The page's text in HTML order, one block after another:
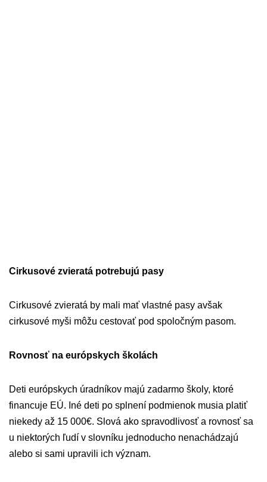
Cirkusové zvieratá potrebujú pasy
Cirkusové zvieratá by mali mať vlastné pasy avšak
cirkusové myši môžu cestovať pod spoločným pasom.
Rovnosť na európskych školách
Deti európskych úradníkov majú zadarmo školy, ktoré
financuje EÚ. Iné deti po splnení podmienok musia platiť
niekedy až 15 000€. Slová ako spravodlivosť a rovnosť sa
u niektorých ľudí v slovníku jednoducho nenachádzajú
alebo si sami upravili ich význam.